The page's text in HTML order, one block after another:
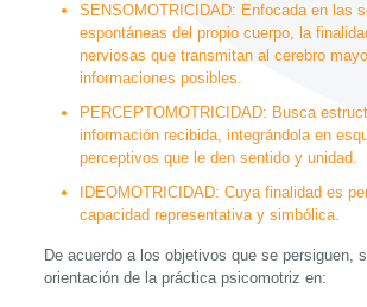
SENSOMOTRICIDAD: Enfocada en las
espontáneas del propio cuerpo, la
nerviosas que transmitan al cerebro
informaciones posibles.
PERCEPTOMOTRICIDAD: Busca
información recibida, integrándola en
perceptivos que le den sentido y unidad.
IDEOMOTRICIDAD: Cuya finalidad es
capacidad representativa y simbólica.
De acuerdo a los objetivos que se persiguen,
orientación de la práctica psicomotriz en: